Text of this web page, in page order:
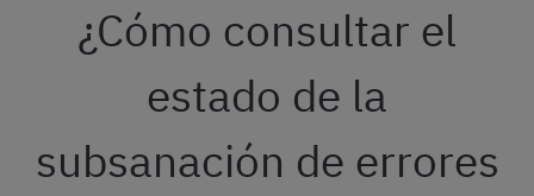
¿Cómo consultar el
estado de la
subsanación de errores